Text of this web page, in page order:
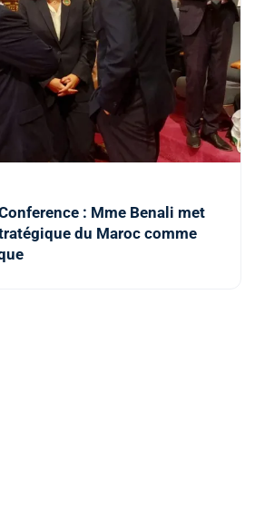
: Mme Benali met
du Maroc comme